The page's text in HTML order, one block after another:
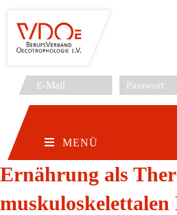
Inhalt
springen
MENÜ
Ernährung als